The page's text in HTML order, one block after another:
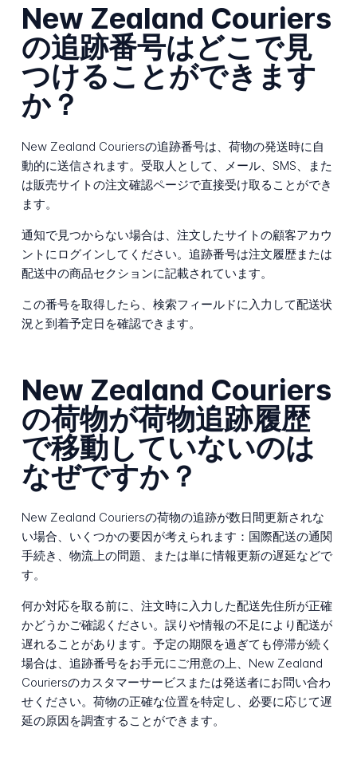
New Zealand Couriers
の追跡番号はどこで見
つけることができます
か？
New Zealand Couriersの追跡番号は、荷物の発送時に自
動的に送信されます。受取人として、メール、SMS、また
は販売サイトの注文確認ページで直接受け取ることができ
ます。
通知で見つからない場合は、注文したサイトの顧客アカウ
ントにログインしてください。追跡番号は注文履歴または
配送中の商品セクションに記載されています。
この番号を取得したら、検索フィールドに入力して配送状
況と到着予定日を確認できます。
New Zealand Couriers
の荷物が荷物追跡履歴
で移動していないのは
なぜですか？
New Zealand Couriersの荷物の追跡が数日間更新されな
い場合、いくつかの要因が考えられます：国際配送の通関
手続き、物流上の問題、または単に情報更新の遅延などで
す。
何か対応を取る前に、注文時に入力した配送先住所が正確
かどうかご確認ください。誤りや情報の不足により配送が
遅れることがあります。予定の期限を過ぎても停滞が続く
場合は、追跡番号をお手元にご用意の上、New Zealand
Couriersのカスタマーサービスまたは発送者にお問い合わ
せください。荷物の正確な位置を特定し、必要に応じて遅
延の原因を調査することができます。